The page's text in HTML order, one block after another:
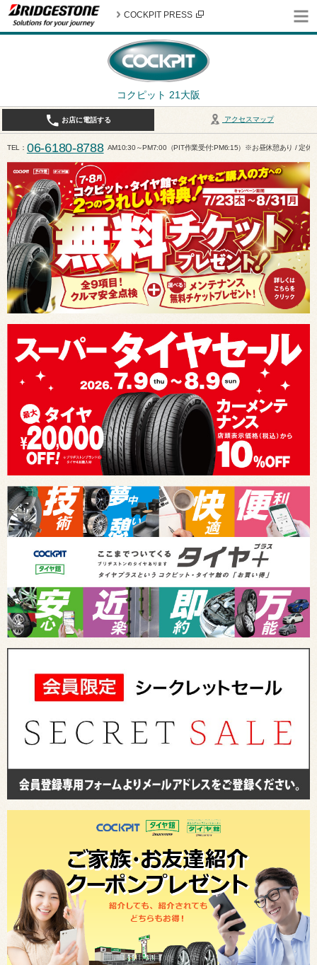
コクピット 21大阪
COCKPIT PRESS
アクセスマップ
お店に電話する
TEL 06-6180-8788 AM10:30～PM7:00（PIT作業受付:PM6:15）※お昼休憩あり / 定休